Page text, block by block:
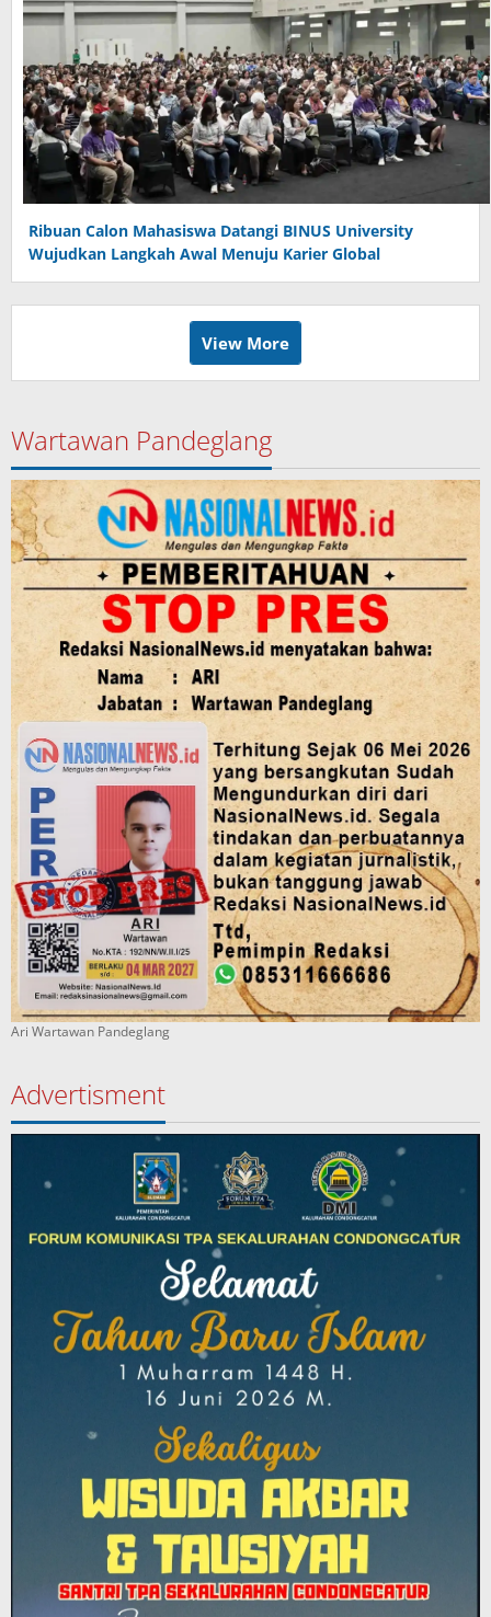
Ribuan Calon Mahasiswa Datangi BINUS University
Wujudkan Langkah Awal Menuju Karier Global
View More
Wartawan Pandeglang
Ari Wartawan Pandeglang
Advertisment